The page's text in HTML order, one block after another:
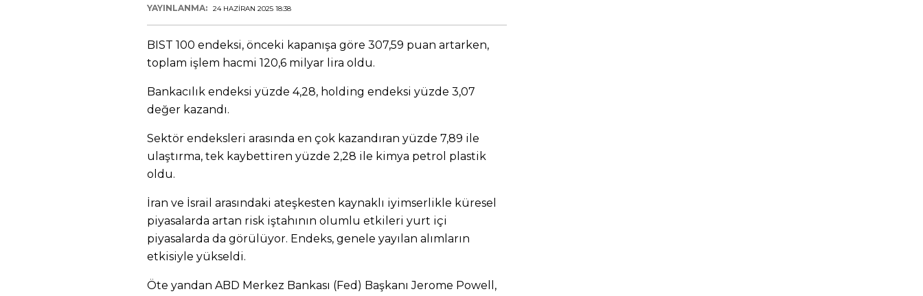
YAYINLANMA: 24 HAZIRAN 2025 18:38
BIST 100 endeksi, önceki kapanışa göre 307,59 puan artarken,
toplam işlem hacmi 120,6 milyar lira oldu.
Bankacılık endeksi yüzde 4,28, holding endeksi yüzde 3,07
değer kazandı.
Sektör endeksleri arasında en çok kazandıran yüzde 7,89 ile
ulaştırma, tek kaybettiren yüzde 2,28 ile kimya petrol plastik
oldu.
İran ve İsrail arasındaki ateşkesten kaynaklı iyimserlikle küresel
piyasalarda artan risk iştahının olumlu etkileri yurt içi
piyasalarda da görülüyor. Endeks, genele yayılan alımların
etkisiyle yükseldi.
Öte yandan ABD Merkez Bankası (Fed) Başkanı Jerome Powell,